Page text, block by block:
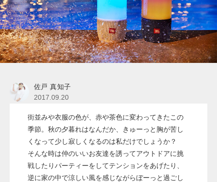
佐戸 真知子
2017.09.20
街並みや衣服の色が、赤や茶色に変わってきたこの
季節。秋の夕暮れはなんだか、きゅーっと胸が苦し
くなって少し寂しくなるのは私だけでしょうか？
そんな時は仲のいいお友達を誘ってアウトドアに挑
戦したりパーティーをしてテンションをあげたり、
逆に家の中で涼しい風を感じながらぼーっと過ごし